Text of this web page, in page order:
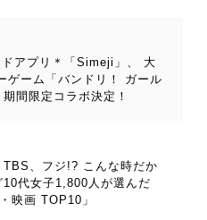
アプリ＊「Simeji」、 大
ゲーム「バンドリ！ ガール
間限定コラボ決定！
、フジ!? こんな時だか
代女子1,800人が選んだ
映画 TOP10」